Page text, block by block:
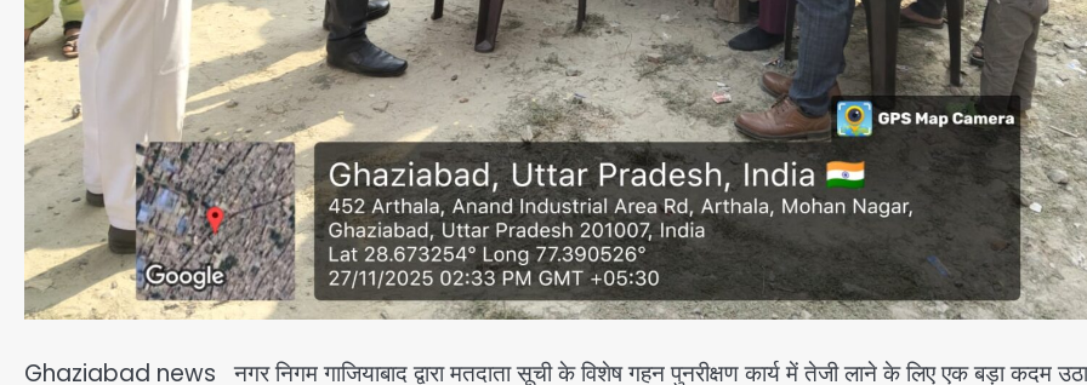
Ghaziabad news नगर निगम गाजियाबाद द्वारा मतदाता सूची के विशेष गहन पुनरीक्षण कार्य में तेजी लाने के लिए एक बड़ा कदम